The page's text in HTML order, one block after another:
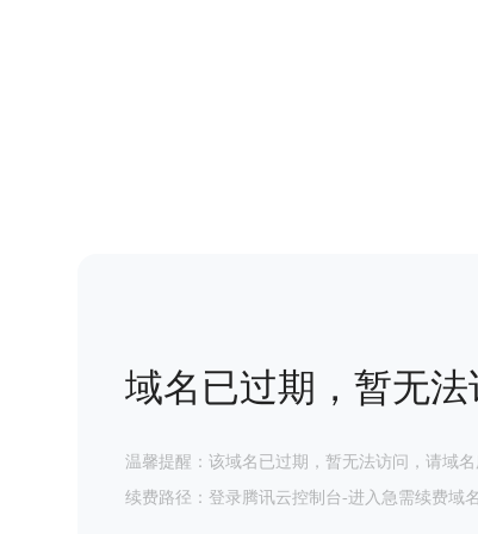
域名已过期，暂无法
温馨提醒：该域名已过期，暂无法访问，请域
续费路径：登录腾讯云控制台-进入急需续费域